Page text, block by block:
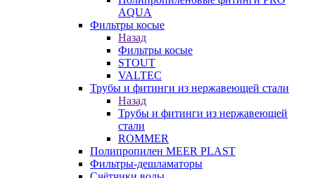
AQUA
Фильтры косые
Назад
Фильтры косые
STOUT
VALTEC
Трубы и фитинги из нержавеющей стали
Назад
Трубы и фитинги из нержавеющей
стали
ROMMER
Полипропилен MEER PLAST
Фильтры-дешламаторы